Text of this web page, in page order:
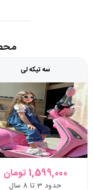
سه تیکه لی
1,599,000 تومان
حدود 3 تا 8 سال